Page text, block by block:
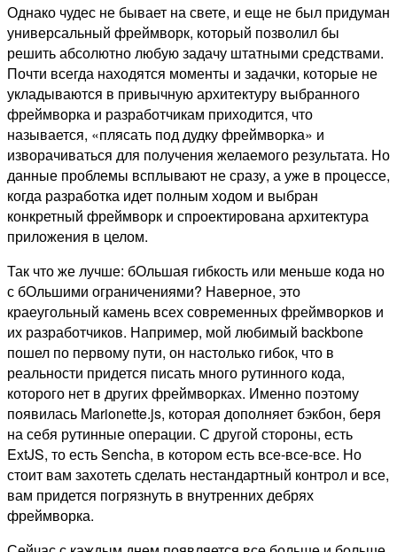
Однако чудес не бывает на свете, и еще не был придуман
универсальный фреймворк, который позволил бы
решить абсолютно любую задачу штатными средствами.
Почти всегда находятся моменты и задачки, которые не
укладываются в привычную архитектуру выбранного
фреймворка и разработчикам приходится, что
называется, «плясать под дудку фреймворка» и
изворачиваться для получения желаемого результата. Но
данные проблемы всплывают не сразу, а уже в процессе,
когда разработка идет полным ходом и выбран
конкретный фреймворк и спроектирована архитектура
приложения в целом.
Так что же лучше: бОльшая гибкость или меньше кода но
с бОльшими ограничениями? Наверное, это
краеугольный камень всех современных фреймворков и
их разработчиков. Например, мой любимый backbone
пошел по первому пути, он настолько гибок, что в
реальности придется писать много рутинного кода,
которого нет в других фреймворках. Именно поэтому
появилась Marionette.js, которая дополняет бэкбон, беря
на себя рутинные операции. С другой стороны, есть
ExtJS, то есть Sencha, в котором есть все-все-все. Но
стоит вам захотеть сделать нестандартный контрол и все,
вам придется погрязнуть в внутренних дебрях
фреймворка.